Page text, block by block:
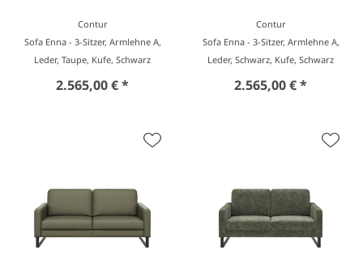
Contur
Sofa Enna - 3-Sitzer, Armlehne A,
Leder, Taupe, Kufe, Schwarz
2.565,00 € *
Contur
Sofa Enna - 3-Sitzer, Armlehne A,
Leder, Schwarz, Kufe, Schwarz
2.565,00 € *